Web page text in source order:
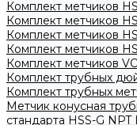
Комплект метчиков
Комплект метчиков
Комплект метчиков
Комплект метчиков
Комплект метчиков
Комплект трубных
Комплект трубных
Метчик конусная
стандарта HSS-G NPT